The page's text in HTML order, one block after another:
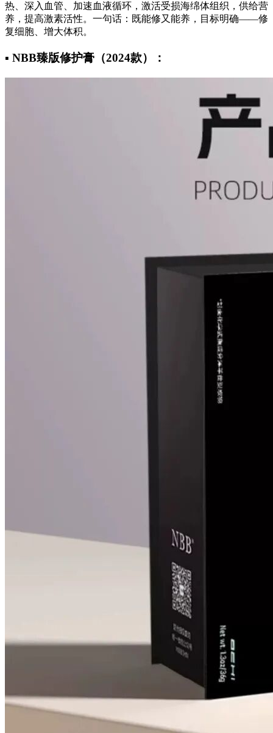
热、深入血管、加速血液循环，激活受损海绵体组织，供给营
养，提高激素活性。一句话：既能修又能养，目标明确——修
复细胞、增大体积。
▪️ NBB臻版修护膏（2024款）：